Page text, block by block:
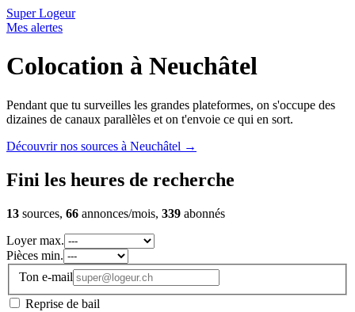
Super Logeur
Mes alertes
Colocation à Neuchâtel
Pendant que tu surveilles les grandes plateformes, on s'occupe des
dizaines de canaux parallèles et on t'envoie ce qui en sort.
Découvrir nos sources à Neuchâtel →
Fini les heures de recherche
13 sources, 66 annonces/mois, 339 abonnés
Loyer max.
Pièces min.
Ton e-mail
Reprise de bail